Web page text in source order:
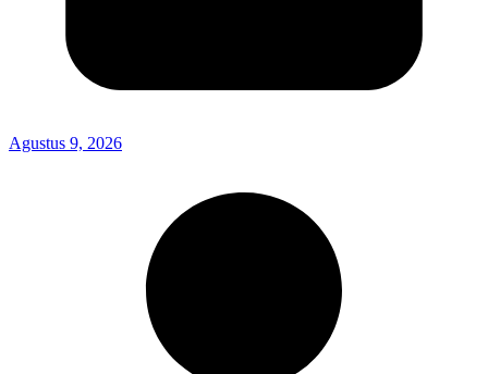
Agustus 9, 2026